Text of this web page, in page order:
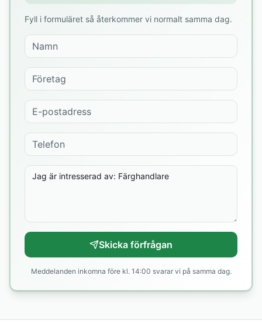
Fyll i formuläret så återkommer vi normalt samma dag.
Skicka förfrågan
Meddelanden inkomna före kl. 14:00 svarar vi på samma dag.